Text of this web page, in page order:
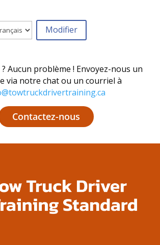
Aucun problème ! Envoyez-nous un
via notre chat ou un courriel à
Contactez-nous